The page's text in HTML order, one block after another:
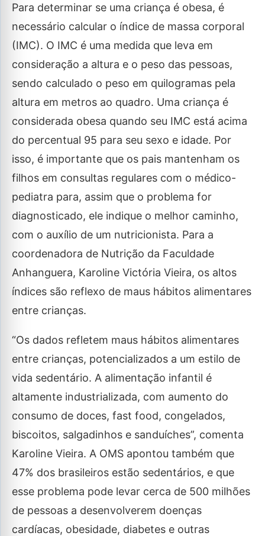
Para determinar se uma criança é obesa, é
necessário calcular o índice de massa corporal
(IMC). O IMC é uma medida que leva em
consideração a altura e o peso das pessoas,
sendo calculado o peso em quilogramas pela
altura em metros ao quadro. Uma criança é
considerada obesa quando seu IMC está acima
do percentual 95 para seu sexo e idade. Por
isso, é importante que os pais mantenham os
filhos em consultas regulares com o médico-
pediatra para, assim que o problema for
diagnosticado, ele indique o melhor caminho,
com o auxílio de um nutricionista. Para a
coordenadora de Nutrição da Faculdade
Anhanguera, Karoline Victória Vieira, os altos
índices são reflexo de maus hábitos alimentares
entre crianças.
“Os dados refletem maus hábitos alimentares
entre crianças, potencializados a um estilo de
vida sedentário. A alimentação infantil é
altamente industrializada, com aumento do
consumo de doces, fast food, congelados,
biscoitos, salgadinhos e sanduíches”, comenta
Karoline Vieira. A OMS apontou também que
47% dos brasileiros estão sedentários, e que
esse problema pode levar cerca de 500 milhões
de pessoas a desenvolverem doenças
cardíacas, obesidade, diabetes e outras